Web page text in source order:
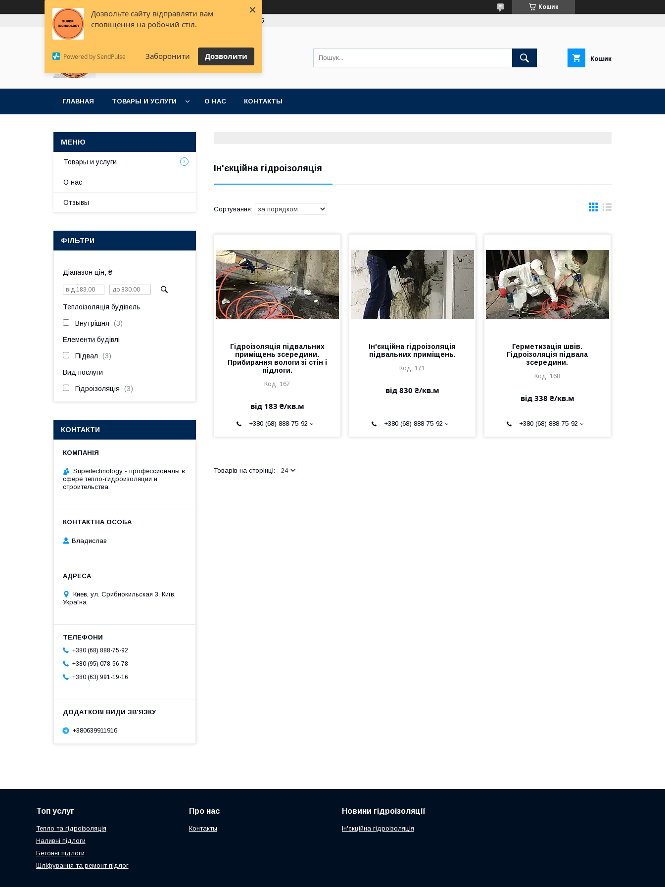
Дозвольте сайту відправляти вам
сповіщення на робочий стіл.
Powered by SendPulse Заборонити Дозволити
× Кошик
+380 (68) 888-75-92 +380 (95) 078-56-78 +380 (63) 991-19-16
Супер решения для супер
Кошик
ГЛАВНАЯ ТОВАРЫ И УСЛУГИ О НАС КОНТАКТЫ
Ін'єкційна гідроізоляція
Гідроізоляція підвальних
приміщень зсередини.
Прибирання вологи зі стін і
підлоги.
167
від 183 ₴/кв.м
+380 (68) 888-75-92
Ін'єкційна гідроізоляція
підвальних приміщень.
171
від 830 ₴/кв.м
+380 (68) 888-75-92
Герметизація швів.
Гідроізоляція підвала
зсередини.
168
від 338 ₴/кв.м
+380 (68) 888-75-92
Товары и услуги
О нас
Отзывы
ФІЛЬТРИ
Діапазон цін, ₴
Теплоізоляція будівель
Внутрішня 3
Елементи будівлі
Підвал 3
Вид послуги
Гідроізоляція 3
КОНТАКТИ
Supertechnology - профессионалы в
сфере тепло-гидроизоляции и
строительства.
Владислав
Киев, ул. Срибнокильская 3, Київ,
Україна
+380 (68) 888-75-92
+380 (95) 078-56-78
+380 (63) 991-19-16
+380639911916
Топ услуг
Тепло та гідроізоляція
Наливні підлоги
Бетонні підлоги
Шліфування та ремонт підлог
Про нас
Контакты
Новини гідроізоляції
Ін'єкційна гідроізоляція